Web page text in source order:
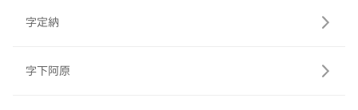
字定納
字下阿原